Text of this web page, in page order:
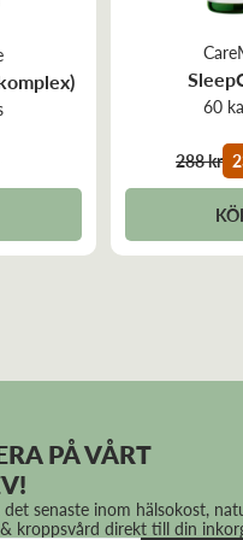
60
288 kr
PÅ VÅRT
senaste inom hälsokost,
kroppsvård direkt till din